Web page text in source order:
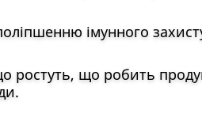
імунного
ростуть, що робить